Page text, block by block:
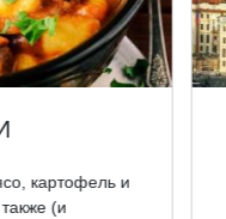
картофель и
(и